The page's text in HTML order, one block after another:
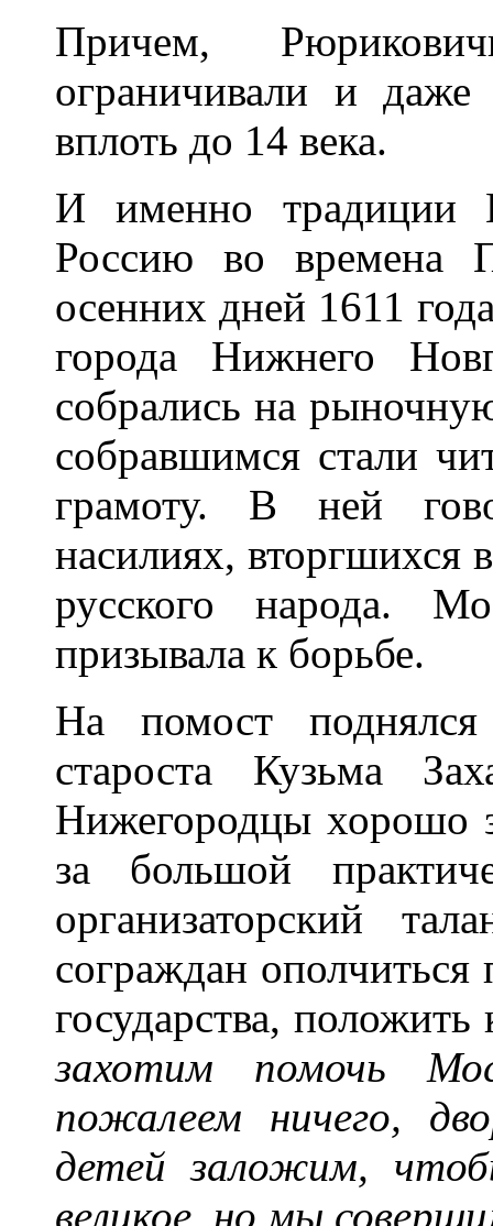
Причем,
ограничивали и
вплоть до 14 века.
И именно традиции
Россию во
осенних дней 1611
города Нижнего
собрались на
собравшимся стали
грамоту. В ней
насилиях, вторгшихся
русского народа.
призывала к борьбе.
На помост
староста Кузьма
Нижегородцы хорошо
за большой
организаторский
сограждан ополчиться
государства,
захотим помочь
пожалеем ничего,
детей заложим,
великое, но мы